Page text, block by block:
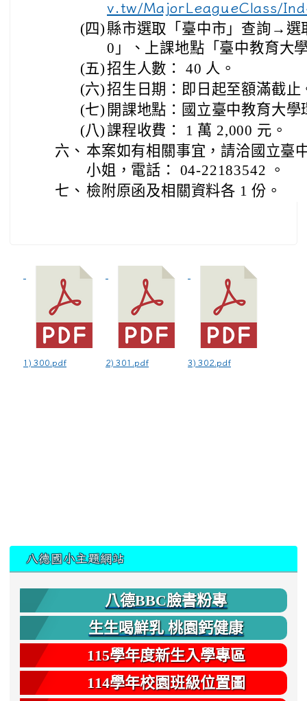
v.tw/MajorLeagueClass/
(四) 縣市選取「臺中市」查詢→選
0」、上課地點「臺中教育大
(五)招生人數： 40 人。
(六)招生日期：即日起至額滿截止
(七) 開課地點：國立臺中教育大學
(八)課程收費： 1 萬 2,000 元。
六、 本案如有相關事宜，請洽國立臺
小姐，電話： 04-22183542 。
七、 檢附原函及相關資料各 1 份。
1) 300.pdf 2) 301.pdf 3) 302.pdf
八德國小主題網站
八德BBC臉書粉專
生生喝鮮乳 桃園鈣健康
115學年度新生入學專區
114學年校園班級位置圖